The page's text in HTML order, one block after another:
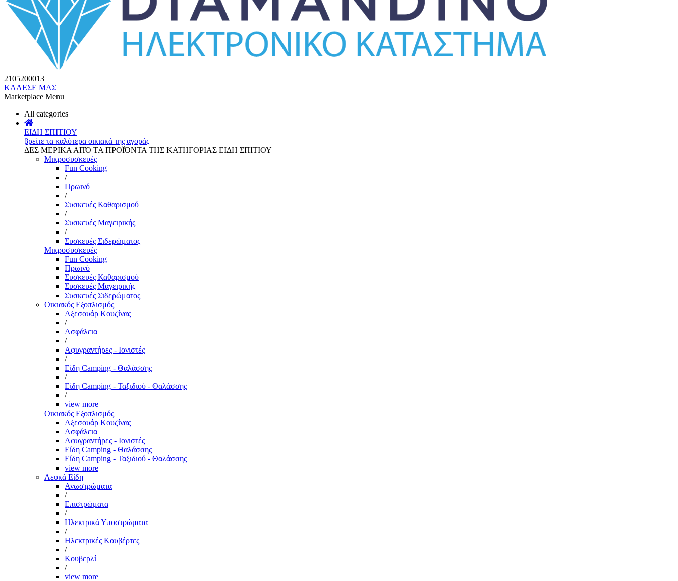
2105200013
ΚΑΛΕΣΕ ΜΑΣ
Marketplace Menu
All categories
ΕΙΔΗ ΣΠΙΤΙΟΥ
βρείτε τα καλύτερα οικιακά της αγοράς
ΔΕΣ ΜΕΡΙΚΑ ΑΠΌ ΤΑ ΠΡΟΪΌΝΤΑ ΤΗΣ ΚΑΤΗΓΟΡΙΑΣ ΕΙΔΗ ΣΠΙΤΙΟΥ
Μικροσυσκευές
Fun Cooking
/
Πρωινό
/
Συσκευές Καθαρισμού
/
Συσκευές Μαγειρικής
/
Συσκευές Σιδερώματος
Μικροσυσκευές
Fun Cooking
Πρωινό
Συσκευές Καθαρισμού
Συσκευές Μαγειρικής
Συσκευές Σιδερώματος
Οικιακός Εξοπλισμός
Αξεσουάρ Κουζίνας
/
Ασφάλεια
/
Αφυγραντήρες - Ιονιστές
/
Είδη Camping - Θαλάσσης
/
Είδη Camping - Ταξιδιού - Θαλάσσης
/
view more
Οικιακός Εξοπλισμός
Αξεσουάρ Κουζίνας
Ασφάλεια
Αφυγραντήρες - Ιονιστές
Είδη Camping - Θαλάσσης
Είδη Camping - Ταξιδιού - Θαλάσσης
view more
Λευκά Είδη
Ανωστρώματα
/
Επιστρώματα
/
Ηλεκτρικά Υποστρώματα
/
Ηλεκτρικές Κουβέρτες
/
Κουβερλί
/
view more